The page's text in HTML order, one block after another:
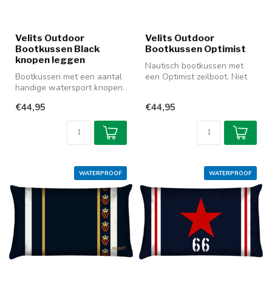
Velits Outdoor
Bootkussen Black
knopen leggen
Bootkussen met een aantal
handige watersport knopen.
leuk...
€44,95
Velits Outdoor
Bootkussen Optimist
Nautisch bootkussen met
een Optimist zeilboot. Niet
€44,95
WATERPROOF WATERPROOF